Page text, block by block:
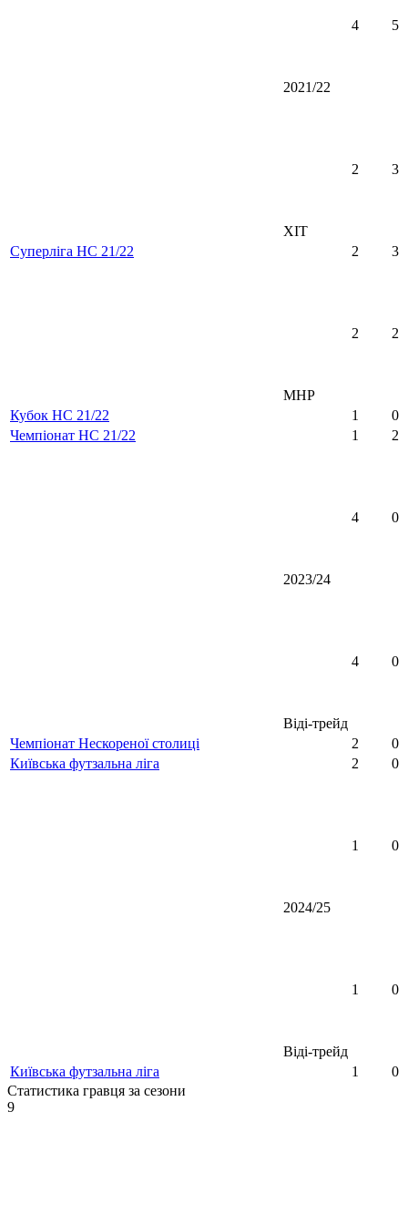
2021/22
4 5
ХІТ
2 3
Суперліга НС 21/22 2 3
MHP
2 2
Кубок НС 21/22 1 0
Чемпіонат НС 21/22
1 2
2023/24
4 0
Віді-трейд
4 0
Чемпіонат Нескореної столиці 2 0
Київська футзальна ліга
2 0
2024/25
1 0
Віді-трейд
1 0
Київська футзальна ліга 1 0
Статистика гравця за сезони
9